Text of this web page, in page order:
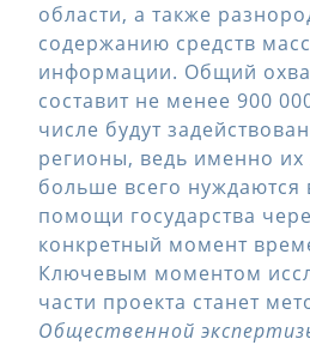
области, а также
содержанию средств
информации. Общий
составит не менее 900
числе будут
регионы, ведь именно
больше всего нуждаются
помощи государства
конкретный момент
Ключевым моментом
части проекта станет
Общественной